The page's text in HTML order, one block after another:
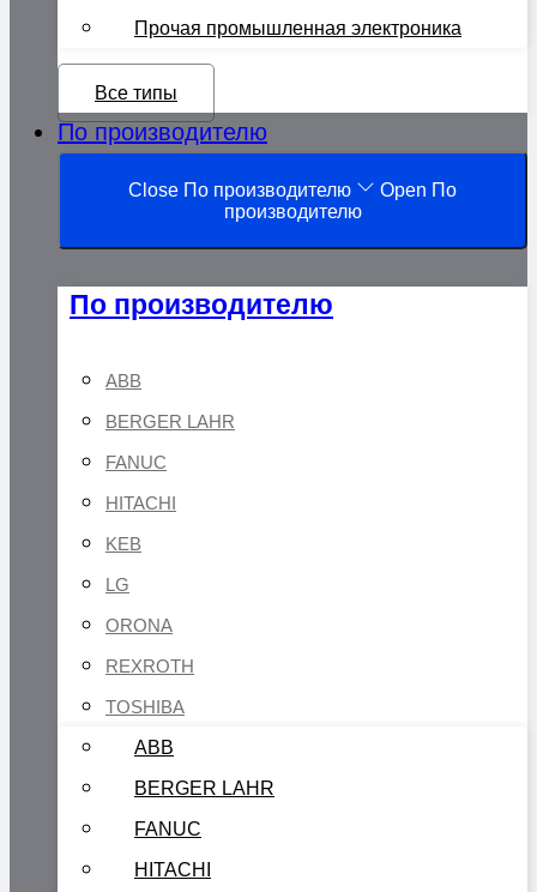
Прочая промышленная электроника
Все типы
По производителю
Close По производителю
Open По
производителю
По производителю
ABB
BERGER LAHR
FANUC
HITACHI
KEB
LG
ORONA
REXROTH
TOSHIBA
ABB
BERGER LAHR
FANUC
HITACHI